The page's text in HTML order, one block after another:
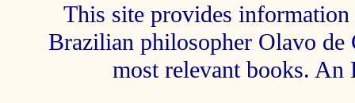
This site provides
Brazilian philosopher Olavo de
most relevant books.